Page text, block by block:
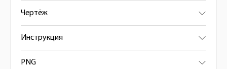
Чертёж
Инструкция
PNG